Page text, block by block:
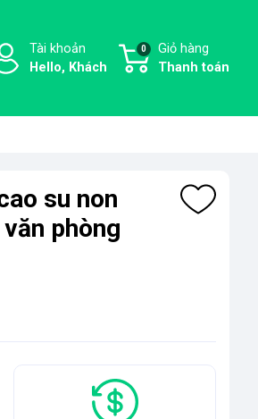
Tài khoản
Hello, Khách
Giỏ hàng
Thanh toán
0
su non
phòng